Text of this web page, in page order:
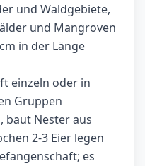
und Waldgebiete,
und Mangroven
in der Länge
einzeln oder in
Gruppen
baut Nester aus
2-3 Eier legen
es